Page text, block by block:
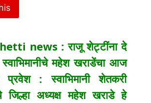
news : राजू शेट्टींना दे
महेश खराडेंचा आज
प्रवेश : स्वाभिमानी शेतकरी
अध्यक्ष महेश खराडे हे